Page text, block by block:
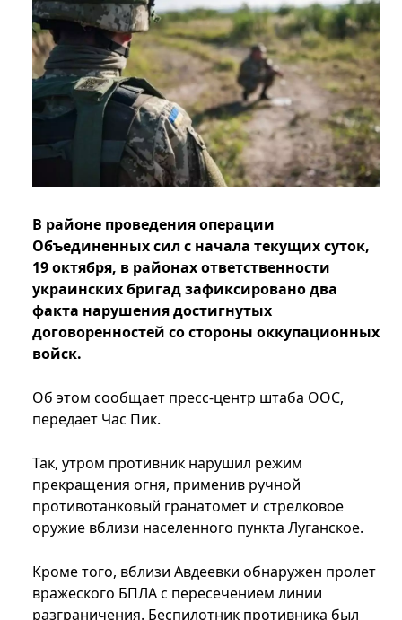
В районе проведения операции
Объединенных сил с начала текущих суток,
19 октября, в районах ответственности
украинских бригад зафиксировано два
факта нарушения достигнутых
договоренностей со стороны оккупационных
войск.
Об этом сообщает пресс-центр штаба ООС,
передает Час Пик.
Так, утром противник нарушил режим
прекращения огня, применив ручной
противотанковый гранатомет и стрелковое
оружие вблизи населенного пункта Луганское.
Кроме того, вблизи Авдеевки обнаружен пролет
вражеского БПЛА с пересечением линии
разграничения. Беспилотник противника был